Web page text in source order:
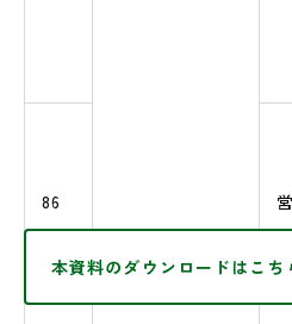
86
本資料のダウンロードはこち